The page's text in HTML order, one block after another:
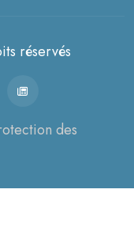
réservés
des